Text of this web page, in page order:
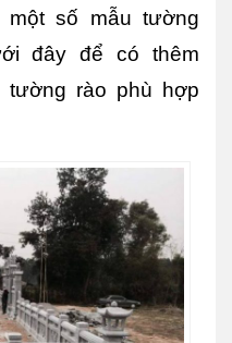
một số mẫu tường
đây để có thêm
rào phù hợp